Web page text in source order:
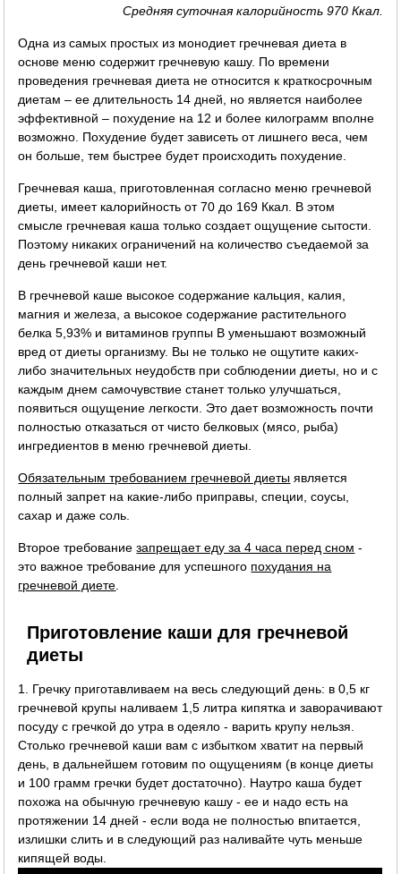
Средняя суточная калорийность 970 Ккал.
Одна из самых простых из монодиет гречневая диета в
основе меню содержит гречневую кашу. По времени
проведения гречневая диета не относится к краткосрочным
диетам – ее длительность 14 дней, но является наиболее
эффективной – похудение на 12 и более килограмм вполне
возможно. Похудение будет зависеть от лишнего веса, чем
он больше, тем быстрее будет происходить похудение.
Гречневая каша, приготовленная согласно меню гречневой
диеты, имеет калорийность от 70 до 169 Ккал. В этом
смысле гречневая каша только создает ощущение сытости.
Поэтому никаких ограничений на количество съедаемой за
день гречневой каши нет.
В гречневой каше высокое содержание кальция, калия,
магния и железа, а высокое содержание растительного
белка 5,93% и витаминов группы B уменьшают возможный
вред от диеты организму. Вы не только не ощутите каких-
либо значительных неудобств при соблюдении диеты, но и с
каждым днем самочувствие станет только улучшаться,
появиться ощущение легкости. Это дает возможность почти
полностью отказаться от чисто белковых (мясо, рыба)
ингредиентов в меню гречневой диеты.
Обязательным требованием гречневой диеты является
полный запрет на какие-либо приправы, специи, соусы,
сахар и даже соль.
Второе требованиезапрещает еду за 4 часа перед сном -
это важное требование для успешного похудания на
гречневой диете
Приготовление каши для гречневой
диеты
1. Гречку приготавливаем на весь следующий день: в 0,5 кг
гречневой крупы наливаем 1,5 литра кипятка и заворачивают
посуду с гречкой до утра в одеяло - варить крупу нельзя.
Столько гречневой каши вам с избытком хватит на первый
день, в дальнейшем готовим по ощущениям (в конце диеты
и 100 грамм гречки будет достаточно). Наутро каша будет
похожа на обычную гречневую кашу - ее и надо есть на
протяжении 14 дней - если вода не полностью впитается,
излишки слить и в следующий раз наливайте чуть меньше
кипящей воды.